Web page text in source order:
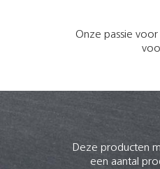
Onze passie
Deze producten
een aantal